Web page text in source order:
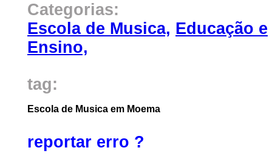
Categorias:
Escola de Musica, Educação e
Ensino,
tag:
Escola de Musica em Moema
reportar erro ?